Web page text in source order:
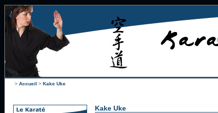
> Accueil > Kake Uke
Kake Uke